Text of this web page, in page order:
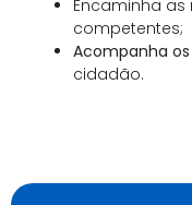
Encaminha
competentes;
Acompanha os
cidadão.